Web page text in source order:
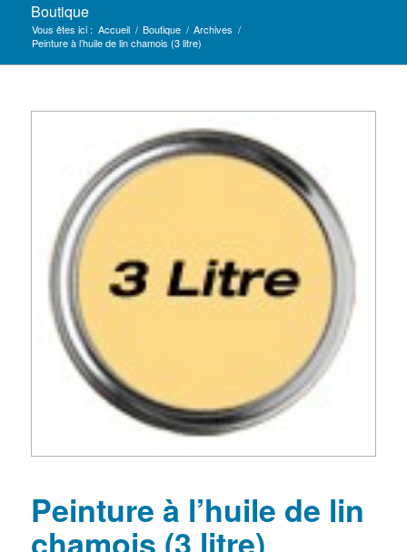
Boutique
Vous êtes ici : Accueil / Boutique / Archives /
Peinture à l’huile de lin chamois (3 litre)
Peinture à l’huile de lin
chamois (3 litre)